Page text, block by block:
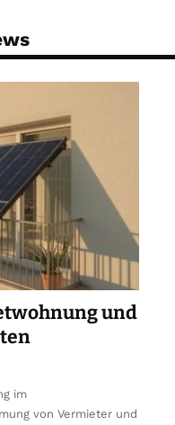
und
im
von Vermieter und